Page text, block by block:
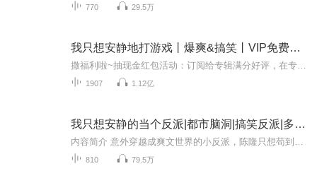
770 29.5万
我只想安静地打游戏丨爆爽&搞笑丨VIP免费有声剧
1907 1.12亿
我只想安静的当个反派|都市脑洞|搞笑反派|多人有声
810 79.5万